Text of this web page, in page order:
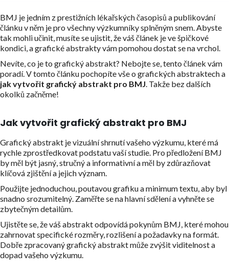
BMJ je jedním z prestižních lékařských časopisů a publikování
článku v něm je pro všechny výzkumníky splněným snem. Abyste
tak mohli učinit, musíte se ujistit, že váš článek je ve špičkové
kondici, a grafické abstrakty vám pomohou dostat se na vrchol.
Nevíte, co je to grafický abstrakt? Nebojte se, tento článek vám
poradí. V tomto článku pochopíte vše o grafických abstraktech a
jak vytvořit grafický abstrakt pro BMJ. Takže bez dalších
okolků začněme!
Jak vytvořit grafický abstrakt pro BMJ
Grafický abstrakt je vizuální shrnutí vašeho výzkumu, které má
rychle zprostředkovat podstatu vaší studie. Pro předložení BMJ
by měl být jasný, stručný a informativní a měl by zdůrazňovat
klíčová zjištění a jejich význam.
Použijte jednoduchou, poutavou grafiku a minimum textu, aby byl
snadno srozumitelný. Zaměřte se na hlavní sdělení a vyhněte se
zbytečným detailům.
Ujistěte se, že váš abstrakt odpovídá pokynům BMJ, které mohou
zahrnovat specifické rozměry, rozlišení a požadavky na formát.
Dobře zpracovaný grafický abstrakt může zvýšit viditelnost a
dopad vašeho výzkumu.